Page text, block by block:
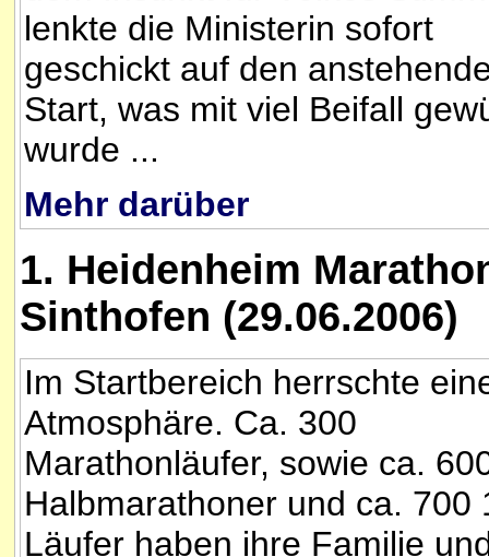
lenkte die Ministerin sofort
geschickt auf den
Start, was mit viel Beifall
wurde ...
Mehr darüber
1. Heidenheim
Sinthofen (29.06.2006)
Im Startbereich herrschte
Atmosphäre. Ca. 300
Marathonläufer, sowie ca.
Halbmarathoner und ca. 700
Läufer haben ihre Familie